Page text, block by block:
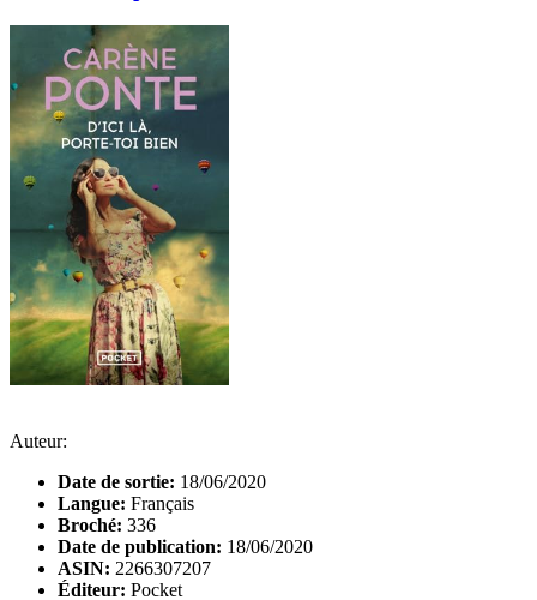
Auteur:
Date de sortie: 18/06/2020
Langue: Français
Broché: 336
Date de publication: 18/06/2020
ASIN: 2266307207
Éditeur: Pocket